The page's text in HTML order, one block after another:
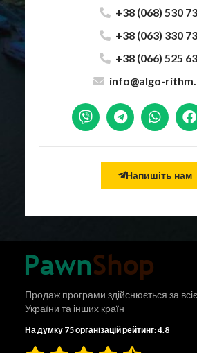
+38 (068) 530
+38 (063) 330
+38 (066) 525
info@algo-
Напишіть нам
Продаж програми здійснюється за
України та інших країн
На думку 75 організацій рейтинг: 4.8